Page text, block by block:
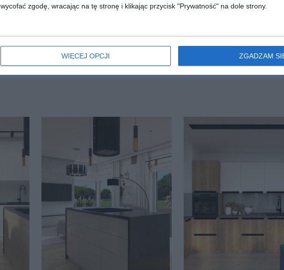
wycofać zgodę, wracając na tę stronę i klikając przycisk "Prywatność" na dole strony.
WIĘCEJ OPCJI ZGADZAM